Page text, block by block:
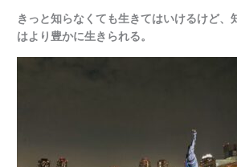
きっと知らなくても生きてはいけるけど、
はより豊かに生きられる。